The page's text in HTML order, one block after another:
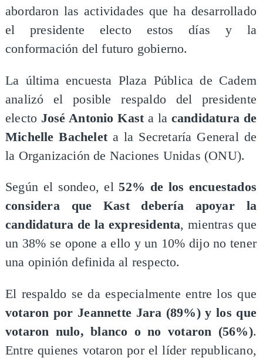
abordaron las actividades que ha desarrollado
el presidente electo estos días y la
conformación del futuro gobierno.
La última encuesta Plaza Pública de Cadem
analizó el posible respaldo del presidente
electo José Antonio Kasta la candidatura de
Michelle Bacheleta la Secretaría General de
la Organización de Naciones Unidas (ONU).
Según el sondeo, el 52% de los encuestados
considera que Kast debería apoyar la
candidatura de la expresidenta, mientras que
un 38% se opone a ello y un 10% dijo no tener
una opinión definida al respecto.
El respaldo se da especialmente entre los que
votaron por Jeannette Jara (89%) y los que
votaron nulo, blanco o no votaron (56%).
Entre quienes votaron por el líder republicano,